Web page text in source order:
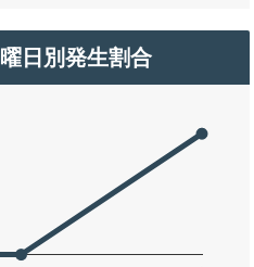
日別発生割合